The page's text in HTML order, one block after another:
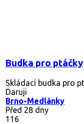
Budka pro ptáčky
Skládací budka pro
Daruji
Brno-Medlánky
Před 28 dny
116